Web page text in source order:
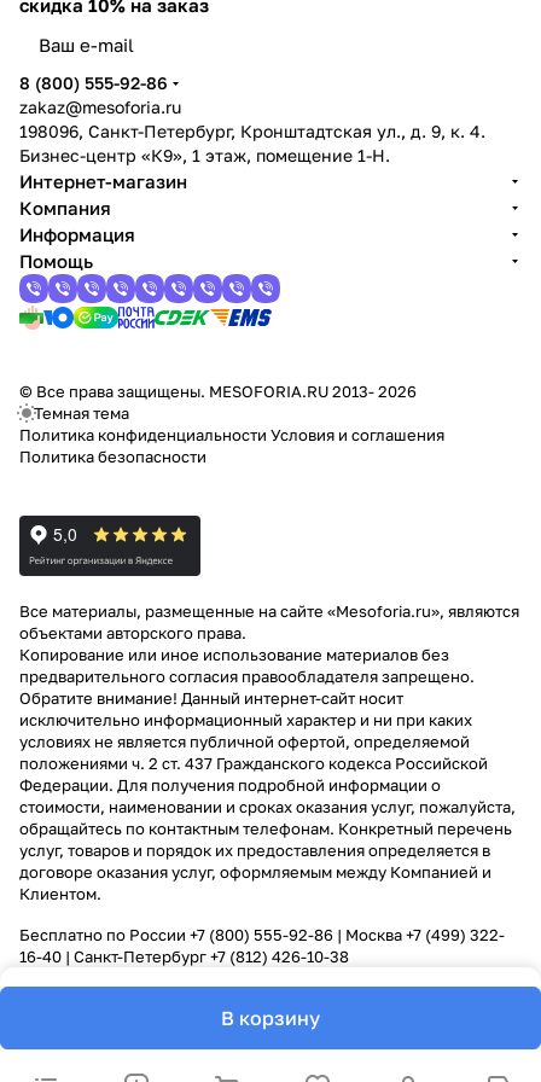
В корзину
скидка 10% на заказ
8 (800) 555-92-86
zakaz@mesoforia.ru
198096, Санкт-Петербург, Кронштадтская ул., д. 9, к. 4.
Бизнес-центр «К9», 1 этаж, помещение 1-Н.
Интернет-магазин
Компания
Информация
Помощь
© Все права защищены. MESOFORIA.RU 2013- 2026
Темная тема
Политика конфиденциальности Условия и соглашения
Политика безопасности
Все материалы, размещенные на сайте «Mesoforia.ru», являются
объектами авторского права.
Копирование или иное использование материалов без
предварительного согласия правообладателя запрещено.
Обратите внимание! Данный интернет-сайт носит
исключительно информационный характер и ни при каких
условиях не является публичной офертой, определяемой
положениями ч. 2 ст. 437 Гражданского кодекса Российской
Федерации. Для получения подробной информации о
стоимости, наименовании и сроках оказания услуг, пожалуйста,
обращайтесь по контактным телефонам. Конкретный перечень
услуг, товаров и порядок их предоставления определяется в
договоре оказания услуг, оформляемым между Компанией и
Клиентом.
Бесплатно по России +7 (800) 555-92-86 | Москва+7 (499) 322-
16-40 | Санкт-Петербург+7 (812) 426-10-38